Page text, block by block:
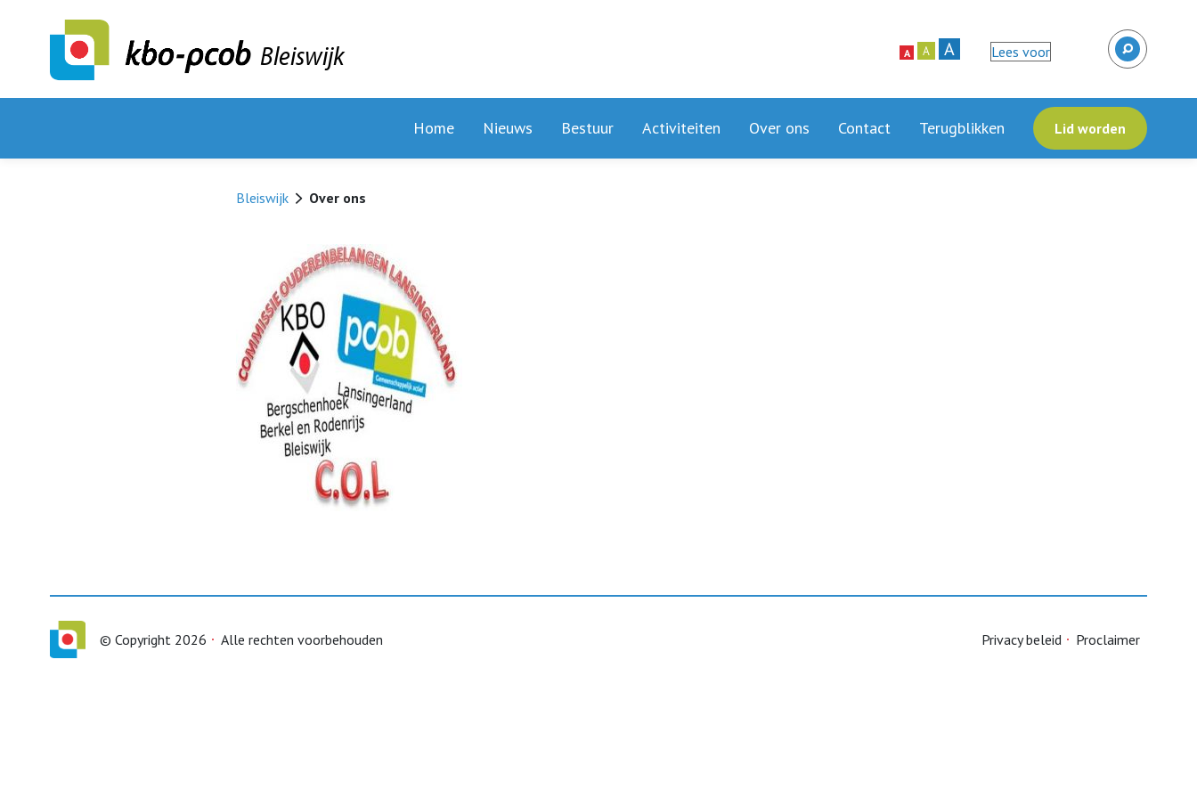
Bleiswijk A A A Lees voor
Home Nieuws Bestuur Activiteiten Over ons Contact Terugblikken Lid worden
Bleiswijk Over ons
© Copyright 2026 Alle rechten voorbehouden Privacy beleid Proclaimer